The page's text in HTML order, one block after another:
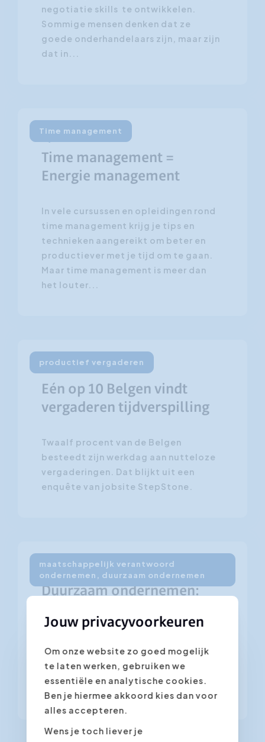
negotiatie skills te ontwikkelen.
Sommige mensen denken dat ze
goede onderhandelaars zijn, maar zijn
dat in...
Time management
8 juli 2011
Time management =
Energie management
In vele cursussen en opleidingen rond
time management krijg je tips en
technieken aangereikt om beter en
productiever met je tijd om te gaan.
Maar time management is meer dan
het louter...
productief vergaderen
24 mei 2011
Eén op 10 Belgen vindt
vergaderen tijdverspilling
Twaalf procent van de Belgen
besteedt zijn werkdag aan nutteloze
vergaderingen. Dat blijkt uit een
enquête van jobsite StepStone.
maatschappelijk verantwoord
ondernemen, duurzaam ondernemen
15 maart 2011
Duurzaam ondernemen:
houdt duurzaam ondernemen eigenlijk
in? Wat zijn de voordelen er van en hoe
Jouw privacyvoorkeuren
Om onze website zo goed mogelijk
te laten werken, gebruiken we
essentiële en analytische cookies.
Ben je hiermee akkoord kies dan voor
alles accepteren.
Wens je toch liever je